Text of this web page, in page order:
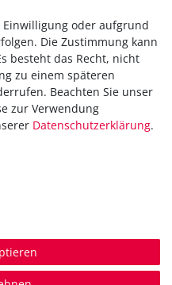
oder aufgrund
Die Zustimmung kann
besteht das Recht, nicht
zu einem späteren
Beachten Sie unser
zur Verwendung
Daten­schutz­erklärung.